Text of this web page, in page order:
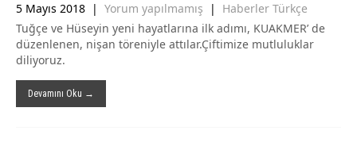
5 Mayıs 2018 | Yorum yapılmamış | Haberler Türkçe
Tuğçe ve Hüseyin yeni hayatlarına ilk adımı, KUAKMER’ de
düzenlenen, nişan töreniyle attılar.Çiftimize mutluluklar
diliyoruz.
Devamını Oku →